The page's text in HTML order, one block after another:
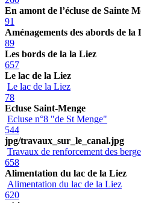
En amont de l’écluse de Sainte
91
Aménagements des abords de la
89
Les bords de la la Liez
657
Le lac de la Liez
Le lac de la Liez
78
Ecluse Saint-Menge
Ecluse n°8 "de St Menge"
544
jpg/travaux_sur_le_canal.jpg
Travaux de renforcement des
658
Alimentation du lac de la Liez
Alimentation du lac de la Liez
620